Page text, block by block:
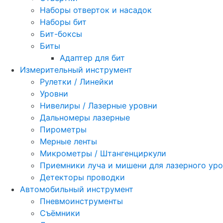
Наборы отверток и насадок
Наборы бит
Бит-боксы
Биты
Адаптер для бит
Измерительный инструмент
Рулетки / Линейки
Уровни
Нивелиры / Лазерные уровни
Дальномеры лазерные
Пирометры
Мерные ленты
Микрометры / Штангенциркули
Приемники луча и мишени для лазерного
Детекторы проводки
Автомобильный инструмент
Пневмоинструменты
Съёмники